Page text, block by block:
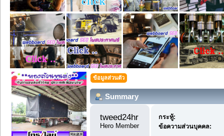
ข้อมูลส่วนตัว
Summary
tweed24hr
Hero Member
กระทู้:
ข้อความส่วนบุคคล: